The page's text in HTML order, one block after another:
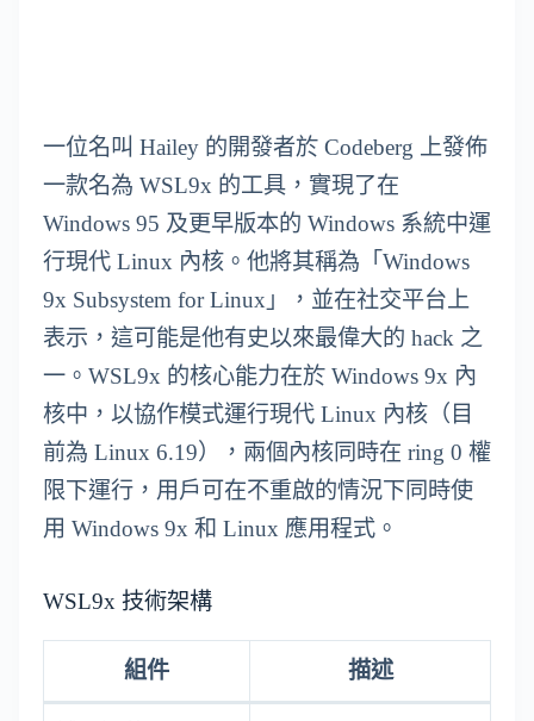
一位名叫 Hailey 的開發者於 Codeberg 上發佈
一款名為 WSL9x 的工具，實現了在
Windows 95 及更早版本的 Windows 系統中運
行現代 Linux 內核。他將其稱為「Windows
9x Subsystem for Linux」，並在社交平台上
表示，這可能是他有史以來最偉大的 hack 之
一。WSL9x 的核心能力在於 Windows 9x 內
核中，以協作模式運行現代 Linux 內核（目
前為 Linux 6.19），兩個內核同時在 ring 0 權
限下運行，用戶可在不重啟的情況下同時使
用 Windows 9x 和 Linux 應用程式。
WSL9x 技術架構
組件 描述